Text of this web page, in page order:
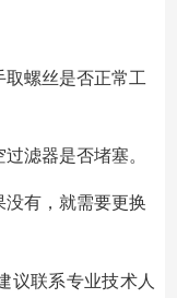
螺丝是否正常工
滤器是否堵塞。
有，就需要更换
议联系专业技术人